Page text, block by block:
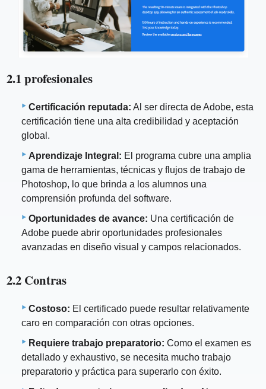
2.1 profesionales
Certificación reputada: Al ser directa de Adobe, esta
certificación tiene una alta credibilidad y aceptación
global.
Aprendizaje Integral: El programa cubre una amplia
gama de herramientas, técnicas y flujos de trabajo de
Photoshop, lo que brinda a los alumnos una
comprensión profunda del software.
Oportunidades de avance: Una certificación de
Adobe puede abrir oportunidades profesionales
avanzadas en diseño visual y campos relacionados.
2.2 Contras
Costoso: El certificado puede resultar relativamente
caro en comparación con otras opciones.
Requiere trabajo preparatorio: Como el examen es
detallado y exhaustivo, se necesita mucho trabajo
preparatorio y práctica para superarlo con éxito.